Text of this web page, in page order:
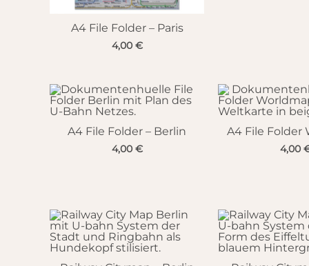
A4 File Folder – Paris
4,00 €
A4 File Folder – Berlin
4,00 €
A4 File Folder
4,00